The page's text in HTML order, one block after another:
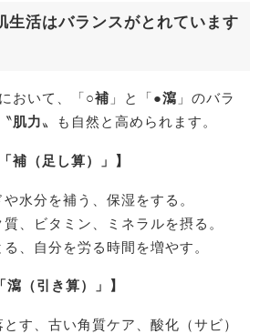
生活はバランスがとれています
おいて、「○補 」と「●瀉 」のバラ
肌力〟も自然と高められます。
補（足し算）」】
水分を補う、保湿をする。
質、ビタミン、ミネラルを摂る。
、自分を労る時間を増やす。
瀉（引き算）」】
す、古い角質ケア、酸化（サビ）